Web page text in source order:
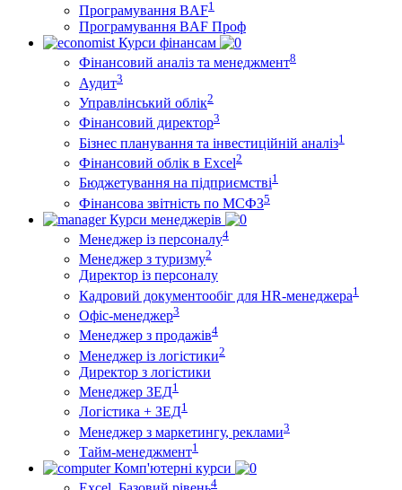
Програмування BAF1
Програмування BAF Проф
Курси фінансам
Фінансовий аналіз та менеджмент8
Аудит3
Управлінський облік2
Фінансовий директор3
Бізнес планування та інвестиційній аналіз1
Фінансовий облiк в Excel2
Бюджетування на підприємстві1
Фінансова звітність по МСФЗ5
Курси менеджерів
Менеджер із персоналу4
Менеджер з туризму2
Директор iз персоналу
Кадровий документообіг для HR-менеджера1
Офіс-менеджер3
Менеджер з продажів4
Менеджер із логістики2
Директор з логістики
Менеджер ЗEД1
Логістика + ЗЕД1
Менеджер з маркетингу, реклами3
Тайм-менеджмент1
Комп'ютерні курси
4